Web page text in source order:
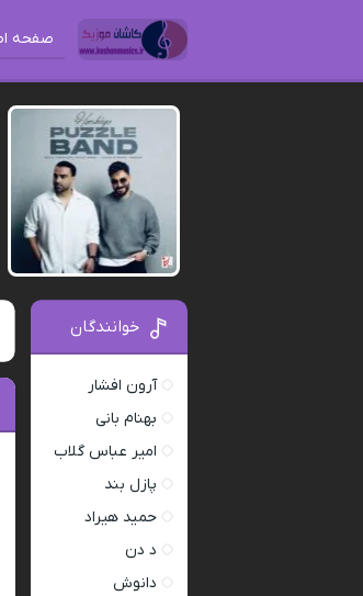
صفحه
خوانندگان
آرون افشار
بهنام بانی
امیر عباس گلاب
پازل بند
حمید هیراد
د دن
دانوش